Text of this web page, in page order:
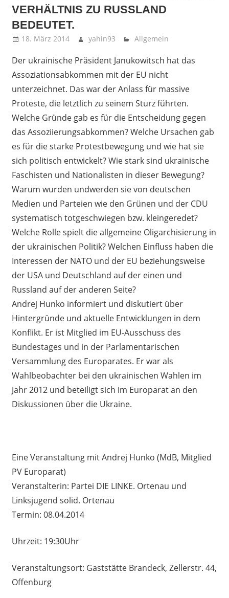
ERHÄLTNIS ZU RUSSLAND B
EDEUTET.
18. März 2014 yahin93 Allgemein
Der ukrainische Präsident Janukowitsch hat das
Assoziationsabkommen mit der EU nicht
unterzeichnet. Das war der Anlass für massive
Proteste, die letztlich zu seinem Sturz führten.
Welche Gründe gab es für die Entscheidung gegen
das Assoziierungsabkommen? Welche Ursachen gab
es für die starke Protestbewegung und wie hat sie
sich politisch entwickelt? Wie stark sind ukrainische
Faschisten und Nationalisten in dieser Bewegung?
Warum wurden undwerden sie von deutschen
Medien und Parteien wie den Grünen und der CDU
systematisch totgeschwiegen bzw. kleingeredet?
Welche Rolle spielt die allgemeine Oligarchisierung in
der ukrainischen Politik? Welchen Einfluss haben die
Interessen der NATO und der EU beziehungsweise
der USA und Deutschland auf der einen und
Russland auf der anderen Seite?
Andrej Hunko informiert und diskutiert über
Hintergründe und aktuelle Entwicklungen in dem
Konflikt. Er ist Mitglied im EU-Ausschuss des
Bundestages und in der Parlamentarischen
Versammlung des Europarates. Er war als
Wahlbeobachter bei den ukrainischen Wahlen im
Jahr 2012 und beteiligt sich im Europarat an den
Diskussionen über die Ukraine.
Eine Veranstaltung mit Andrej Hunko (MdB, Mitglied
PV Europarat)
Veranstalterin: Partei DIE LINKE. Ortenau und
Linksjugend solid. Ortenau
Termin: 08.04.2014
Uhrzeit: 19:30Uhr
Veranstaltungsort: Gaststätte Brandeck, Zellerstr. 44,
Offenburg